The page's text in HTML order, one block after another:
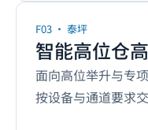
F03 · 泰坪
智能高位仓
面向高位举升与专
按设备与通道要求